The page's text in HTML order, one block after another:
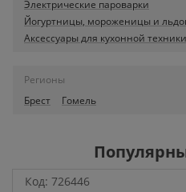
Электрические пароварки
Йогуртницы, мороженицы и
Аксессуары для кухонной техники
Регионы
Брест
Гомель
Код: 726446